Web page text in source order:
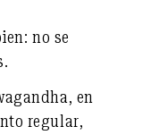
: no se
en
regular,